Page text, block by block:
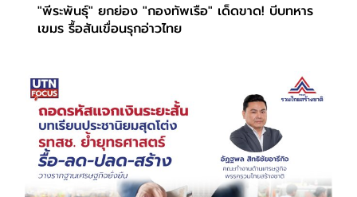
"พีระพันธุ์" ยกย่อง "กองทัพเรือ" เด็ดขาด! บีบทหาร
เขมร รื้อสันเขื่อนรุกอ่าวไทย